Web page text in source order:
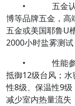
• 五金认证：
博等品牌五金，高
五金或美国耶鲁U
2000小时盐雾测试
• 性能参数：
抵御12级台风；
性8级、保温性9
减少室内热量流失